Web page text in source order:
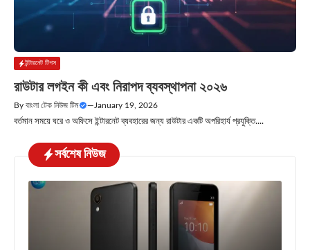
ইন্টারনেট টিপস
রাউটার লগইন কী এবং নিরাপদ ব্যবস্থাপনা ২০২৬
By বাংলা টেক নিউজ টিম — January 19, 2026
বর্তমান সময়ে ঘরে ও অফিসে ইন্টারনেট ব্যবহারের জন্য রাউটার একটি অপরিহার্য প্রযুক্তি....
সর্বশেষ নিউজ